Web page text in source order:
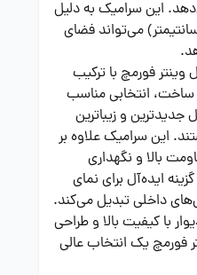
این سرامیک به دلیل
بزرگ خود (60 در 120 سانتیمتر) می‌تواند فضای
وینتر فورمچ با ترکیب
ساخت، انتخابی مناسب
جدیدترین و زیباترین
این سرامیک علاوه بر
بالا و نگهداری
ایده‌آل برای نمای
داخلی تبدیل می‌کند.
با کیفیت بالا و طراحی
فورمچ یک انتخاب عالی